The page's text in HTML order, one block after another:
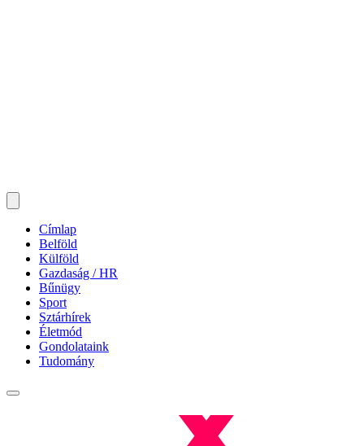
Címlap
Belföld
Külföld
Gazdaság / HR
Bűnügy
Sport
Sztárhírek
Életmód
Gondolataink
Tudomány